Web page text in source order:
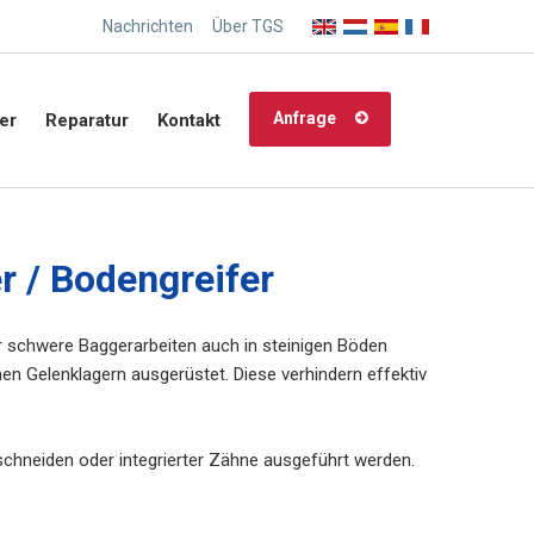
Nachrichten Über TGS
Reparatur Kontakt Anfrage
/ Bodengreifer
Baggerarbeiten auch in steinigen Böden
Gelenklagern ausgerüstet. Diese verhindern effektiv
oder integrierter Zähne ausgeführt werden.